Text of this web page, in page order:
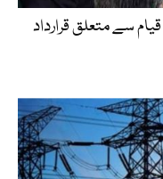
سے متعلق قرارداد